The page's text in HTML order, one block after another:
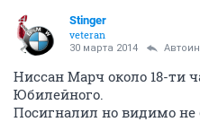
Stinger
veteran
30 марта 2014
Ниссан Марч около 18-ти
Юбилейного.
Посигналил но видимо